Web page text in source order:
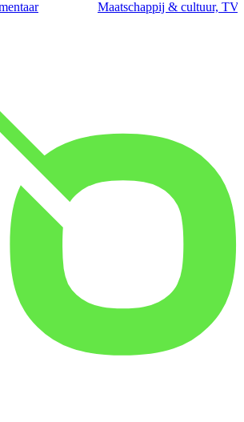
Maatschappij & cultuur,